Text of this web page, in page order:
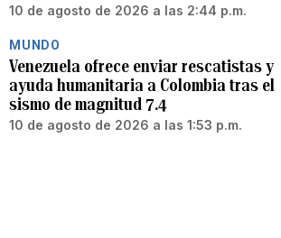
10 de agosto de 2026 a las 2:44 p.m.
MUNDO
Venezuela ofrece enviar rescatistas y
ayuda humanitaria a Colombia tras el
sismo de magnitud 7.4
10 de agosto de 2026 a las 1:53 p.m.